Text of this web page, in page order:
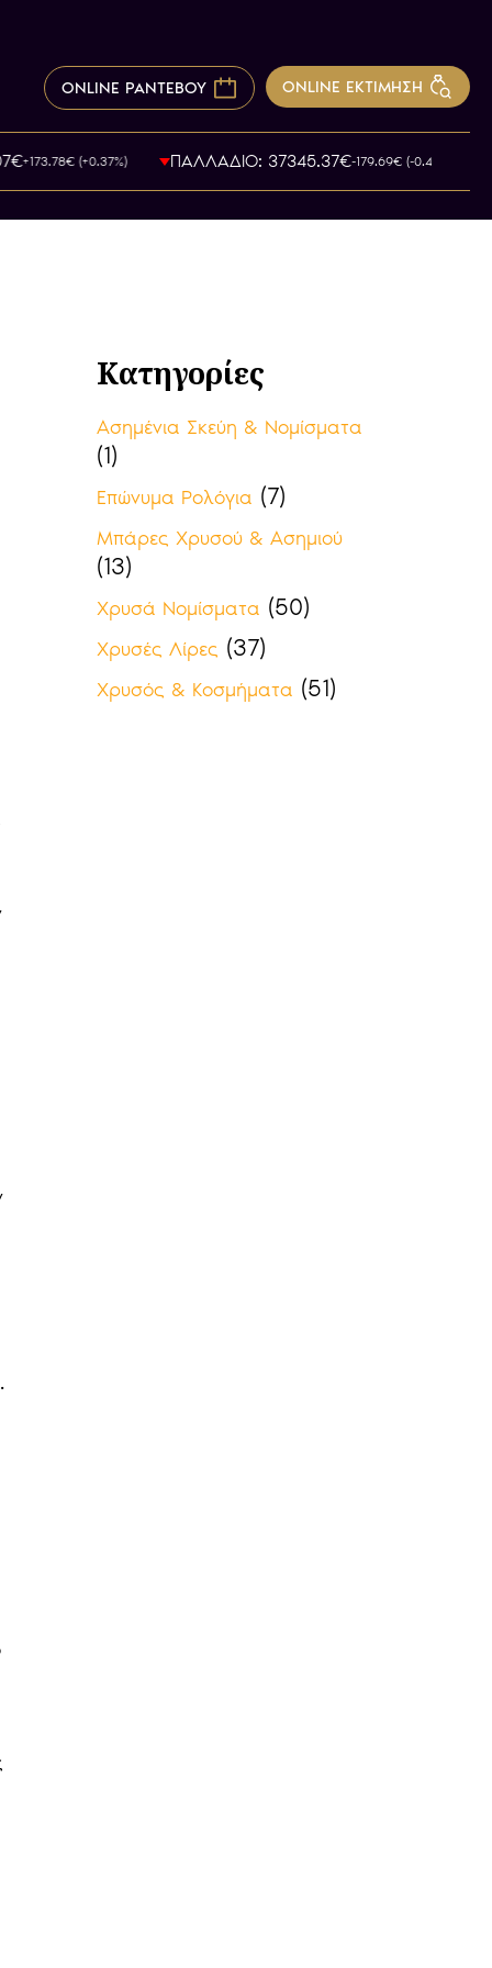
ONLINE ΡΑΝΤΕΒΟΥ ONLINE ΕΚΤΙΜΗΣΗ
+173.78€ (+0.37%) ΠΑΛΛΑΔΙΟ: 37345.37€-179.69€ (-0.49%)
Κατηγορίες
Ασημένια Σκεύη & Νομίσματα
(1)
Επώνυμα Ρολόγια (7)
Μπάρες Χρυσού & Ασημιού
(13)
Χρυσά Νομίσματα (50)
Χρυσές Λίρες (37)
Χρυσός & Κοσμήματα (51)